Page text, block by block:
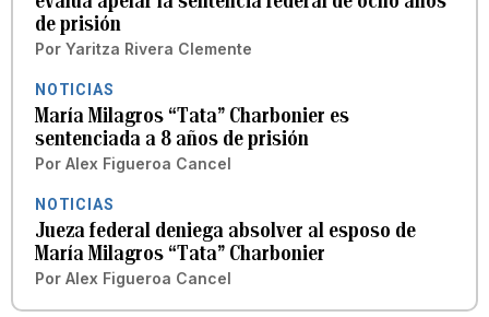
de prisión
Por Yaritza Rivera Clemente
NOTICIAS
María Milagros “Tata” Charbonier es
sentenciada a 8 años de prisión
Por Alex Figueroa Cancel
NOTICIAS
Jueza federal deniega absolver al esposo de
María Milagros “Tata” Charbonier
Por Alex Figueroa Cancel